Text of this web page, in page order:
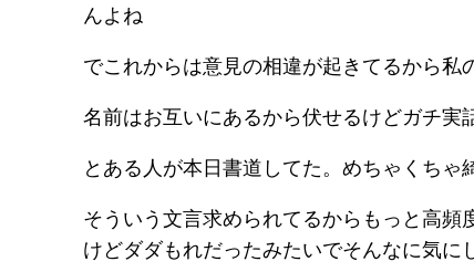
んよね
でこれからは意見の相違が起きてるから私
名前はお互いにあるから伏せるけどガチ実
とある人が本日書道してた。めちゃくちゃ
そういう文言求められてるからもっと高
けどダダもれだったみたいでそんなに気に